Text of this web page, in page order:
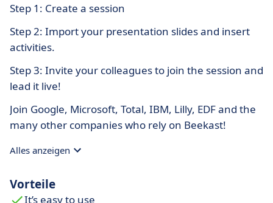
Step 1: Create a session
Step 2: Import your presentation slides and insert
activities.
Step 3: Invite your colleagues to join the session and
lead it live!
Join Google, Microsoft, Total, IBM, Lilly, EDF and the
many other companies who rely on Beekast!
Alles anzeigen
Vorteile
It’s easy to use